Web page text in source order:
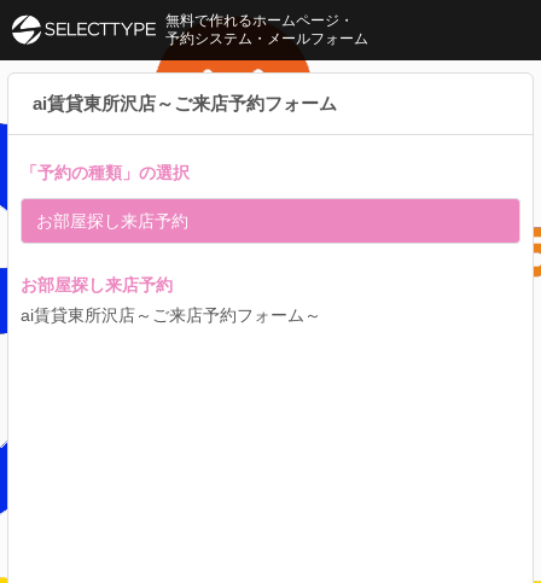
ai賃貸東所沢店～ご来店予約フォーム
「 予約の種類 」の選択
お部屋探し来店予約
お部屋探し来店予約
ai賃貸東所沢店～ご来店予約フォーム～
無料で作れるホームページ・
予約システム・メールフォーム